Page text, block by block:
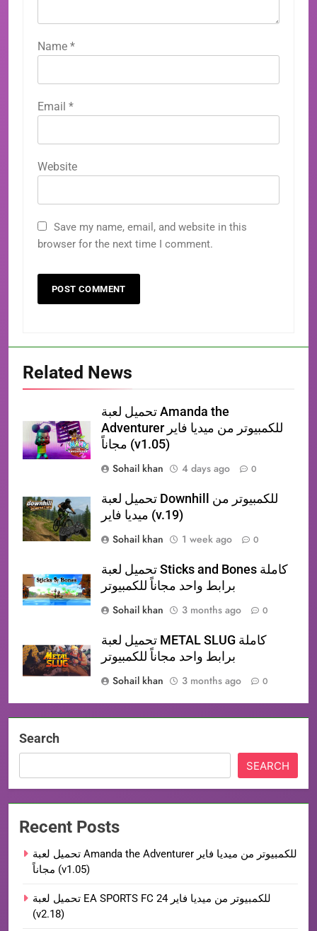
Name *
Email *
Website
Save my name, email, and website in this
browser for the next time I comment.
Related News
تحميل لعبة Amanda the
Adventurer للكمبيوتر من ميديا فاير
مجاناً (v1.05)
Sohail khan
4 days ago 0
تحميل لعبة Downhill للكمبيوتر من
ميديا فاير (v.19)
Sohail khan
1 week ago 0
تحميل لعبة Sticks and Bones كاملة
برابط واحد مجاناً للكمبيوتر
Sohail khan
3 months ago 0
تحميل لعبة METAL SLUG كاملة
برابط واحد مجاناً للكمبيوتر
Sohail khan
3 months ago 0
Search
SEARCH
Recent Posts
تحميل لعبة Amanda the Adventurer للكمبيوتر من ميديا فاير
مجاناً (v1.05)
تحميل لعبة EA SPORTS FC 24 للكمبيوتر من ميديا فاير
(v2.18)